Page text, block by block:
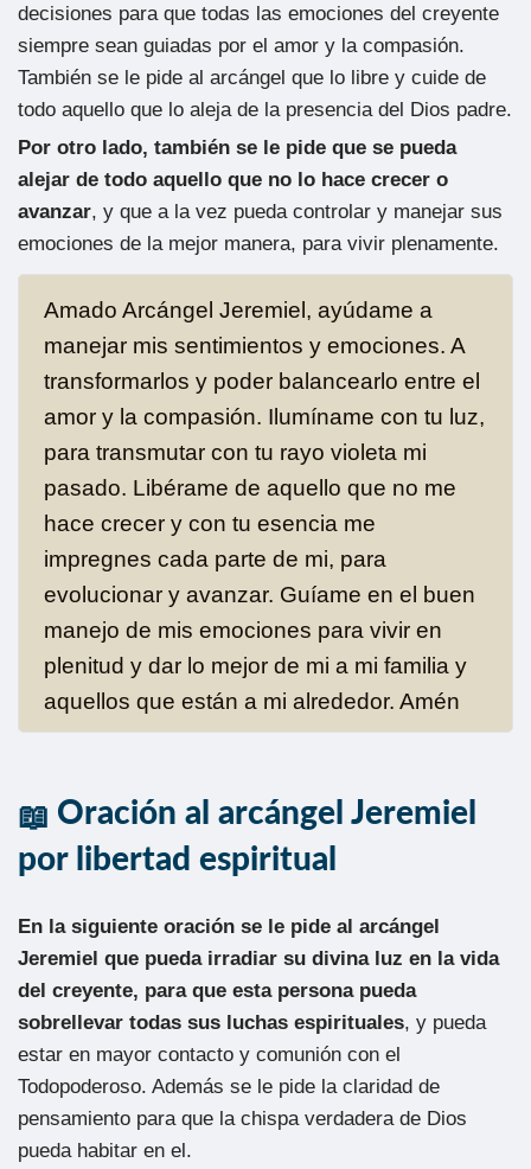
decisiones para que todas las emociones del creyente
siempre sean guiadas por el amor y la compasión.
También se le pide al arcángel que lo libre y cuide de
todo aquello que lo aleja de la presencia del Dios padre.
Por otro lado, también se le pide que se pueda
alejar de todo aquello que no lo hace crecer o
avanzar, y que a la vez pueda controlar y manejar sus
emociones de la mejor manera, para vivir plenamente.
Amado Arcángel Jeremiel, ayúdame a
manejar mis sentimientos y emociones. A
transformarlos y poder balancearlo entre el
amor y la compasión. Ilumíname con tu luz,
para transmutar con tu rayo violeta mi
pasado. Libérame de aquello que no me
hace crecer y con tu esencia me
impregnes cada parte de mi, para
evolucionar y avanzar. Guíame en el buen
manejo de mis emociones para vivir en
plenitud y dar lo mejor de mi a mi familia y
aquellos que están a mi alrededor. Amén
Oración al arcángel Jeremiel
por libertad espiritual
En la siguiente oración se le pide al arcángel
Jeremiel que pueda irradiar su divina luz en la vida
del creyente, para que esta persona pueda
sobrellevar todas sus luchas espirituales, y pueda
estar en mayor contacto y comunión con el
Todopoderoso. Además se le pide la claridad de
pensamiento para que la chispa verdadera de Dios
pueda habitar en el.